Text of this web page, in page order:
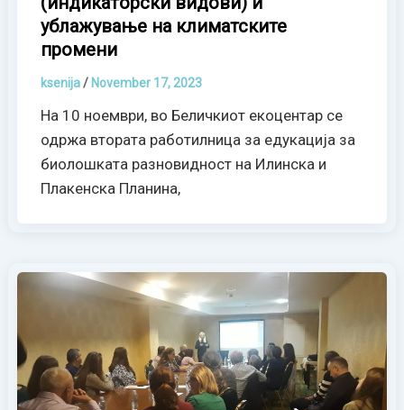
ублажување на климатските
промени
ksenija/ November 17, 2023
На 10 ноември, во Беличкиот екоцентар се
одржа втората работилница за едукација за
биолошката разновидност на Илинска и
Плакенска Планина,